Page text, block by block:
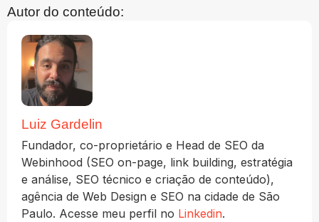
Autor do conteúdo:
Luiz Gardelin
Fundador, co-proprietário e Head de SEO da
Webinhood (SEO on-page, link building, estratégia
e análise, SEO técnico e criação de conteúdo),
agência de Web Design e SEO na cidade de São
Paulo. Acesse meu perfil no Linkedin.